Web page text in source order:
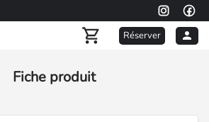
Réserver
Fiche produit